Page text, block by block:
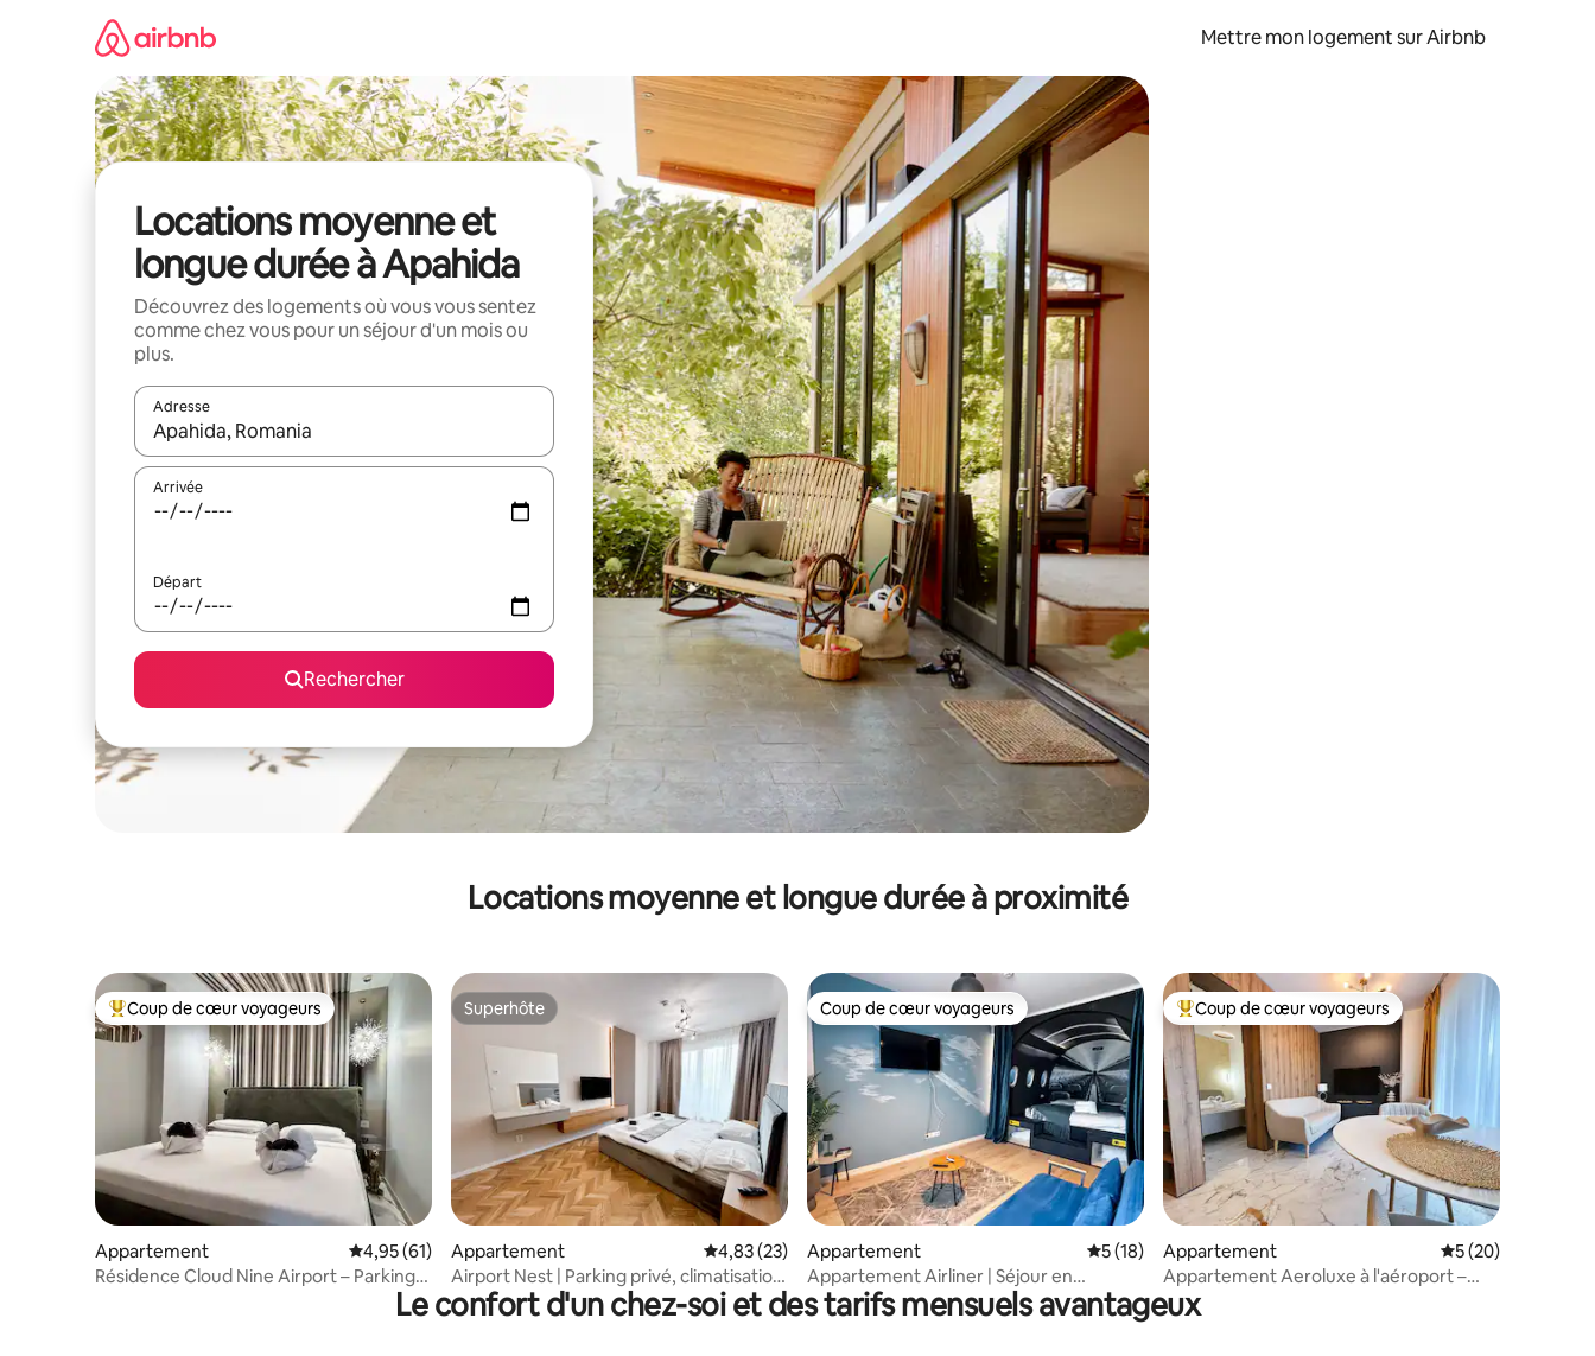
Mettre mon logement sur Airbnb
Locations moyenne et
longue durée à Apahida
Découvrez des logements où vous vous sentez
comme chez vous pour un séjour d'un mois ou
plus.
Adresse
Lorsque les résultats s'affichent, utilisez les flèches vers le haut et vers le bas pour les parcourir ou en appuyant et en faisant glisser.
Arrivée
Départ
Rechercher
Locations moyenne et longue durée à proximité
Coups de cœur voyageurs les plus appréciés
Coup de cœur voyageurs
Appartement Évaluation moyenne sur la base de 61 commentaires : 4,95 sur 5
4,95 (61)
Résidence Cloud Nine Airport – Parking
Superhôte
Superhôte
Appartement Évaluation moyenne sur la base de 23 commentaires : 4,83 sur 5
4,83 (23)
Airport Nest | Parking privé, climatisation
et télévision connectée
Coup de cœur voyageurs
Coup de cœur voyageurs
Appartement Évaluation moyenne sur la base de 18 commentaires : 5 sur 5
5 (18)
Appartement Airliner | Séjour en
première classe
Coups de cœur voyageurs les plus appréciés
Coup de cœur voyageurs
Appartement Évaluation
5 (20)
Appartement Aeroluxe à l'aéroport –
Parking privé
Le confort d'un chez-soi et des tarifs mensuels avantageux